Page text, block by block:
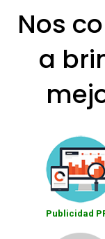
Nos
a
Publicidad